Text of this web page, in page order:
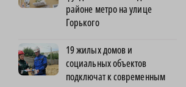
районе метро на улице
Горького
19 жилых домов и
социальных объектов
подключат к современным